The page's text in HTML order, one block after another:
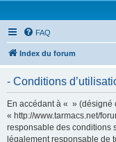
FAQ
Index du forum
- Conditions
En accédant à « » (désigné
« http://www.tarmacs.net/
responsable des conditions
légalement responsable de